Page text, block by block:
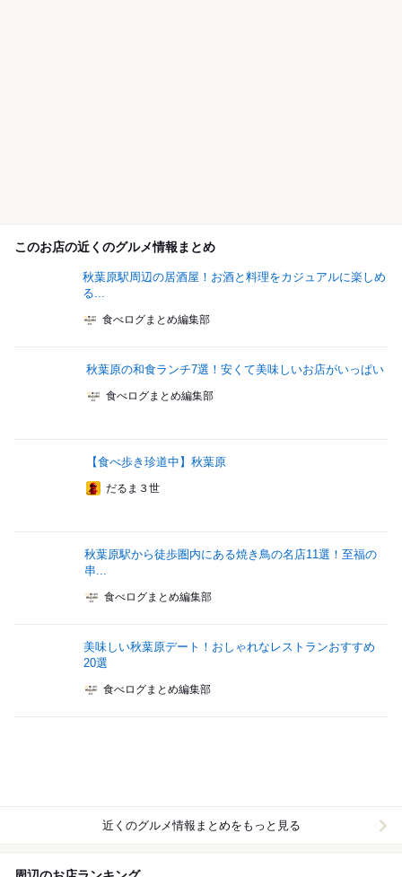
このお店の近くのグルメ情報まとめ
秋葉原駅周辺の居酒屋！お酒と料理をカジュアルに楽しめ
る...
食べログまとめ編集部
秋葉原の和食ランチ7選！安くて美味しいお店がいっぱい
食べログまとめ編集部
【食べ歩き珍道中】秋葉原
だるま３世
秋葉原駅から徒歩圏内にある焼き鳥の名店11選！至福の
串...
食べログまとめ編集部
美味しい秋葉原デート！おしゃれなレストランおすすめ
20選
食べログまとめ編集部
近くのグルメ情報まとめをもっと見る